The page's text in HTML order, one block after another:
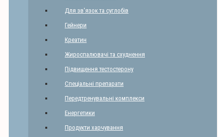
Для зв'язок та суглобів
Гейнери
Креатин
Жироспалювачі та схуднення
Підвищення тестостерону
Спеціальні препарати
Передтренувальні комплекси
Енергетики
Продукти харчування